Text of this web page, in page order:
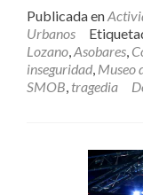
Publicada en
Urbanos
Lozano,Asobares,
inseguridad, Museo
SMOB, tragedia